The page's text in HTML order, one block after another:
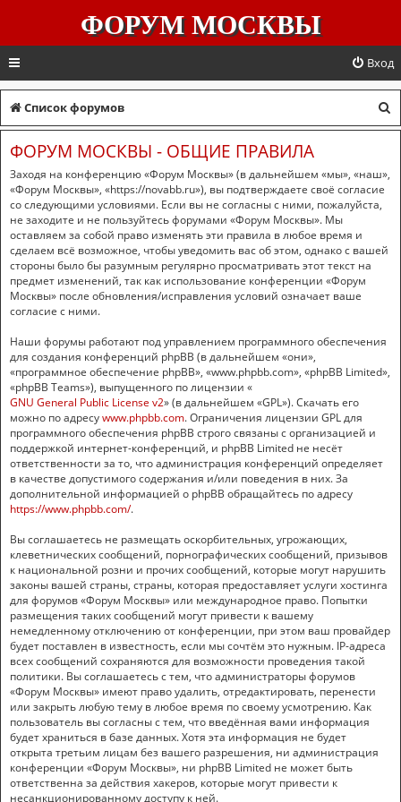
ФОРУМ МОСКВЫ
Вход
Список форумов
о
ФОРУМ МОСКВЫ - ОБЩИЕ ПРАВИЛА
Заходя на конференцию «Форум Москвы» (в дальнейшем «мы», «наш»,
«Форум Москвы», «https://novabb.ru»), вы подтверждаете своё согласие
со следующими условиями. Если вы не согласны с ними, пожалуйста,
не заходите и не пользуйтесь форумами «Форум Москвы». Мы
оставляем за собой право изменять эти правила в любое время и
сделаем всё возможное, чтобы уведомить вас об этом, однако с вашей
стороны было бы разумным регулярно просматривать этот текст на
предмет изменений, так как использование конференции «Форум
Москвы» после обновления/исправления условий означает ваше
согласие с ними.
Наши форумы работают под управлением программного обеспечения
для создания конференций phpBB (в дальнейшем «они»,
«программное обеспечение phpBB», «www.phpbb.com», «phpBB Limited»,
«phpBB Teams»), выпущенного по лицензии «
GNU General Public License v2» (в дальнейшем «GPL»). Скачать его
можно по адресуwww.phpbb.com. Ограничения лицензии GPL для
программного обеспечения phpBB строго связаны с организацией и
поддержкой интернет-конференций, и phpBB Limited не несёт
ответственности за то, что администрация конференций определяет
в качестве допустимого содержания и/или поведения в них. За
дополнительной информацией о phpBB обращайтесь по адресу
https://www.phpbb.com/.
Вы соглашаетесь не размещать оскорбительных, угрожающих,
клеветнических сообщений, порнографических сообщений, призывов
к национальной розни и прочих сообщений, которые могут нарушить
законы вашей страны, страны, которая предоставляет услуги хостинга
для форумов «Форум Москвы» или международное право. Попытки
размещения таких сообщений могут привести к вашему
немедленному отключению от конференции, при этом ваш провайдер
будет поставлен в известность, если мы сочтём это нужным. IP-адреса
всех сообщений сохраняются для возможности проведения такой
политики. Вы соглашаетесь с тем, что администраторы форумов
«Форум Москвы» имеют право удалить, отредактировать, перенести
или закрыть любую тему в любое время по своему усмотрению. Как
пользователь вы согласны с тем, что введённая вами информация
будет храниться в базе данных. Хотя эта информация не будет
открыта третьим лицам без вашего разрешения, ни администрация
конференции «Форум Москвы», ни phpBB Limited не может быть
ответственна за действия хакеров, которые могут привести к
несанкционированному доступу к ней.